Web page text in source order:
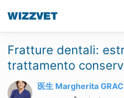
Fratture dentali:
trattamento
医生 Margherita